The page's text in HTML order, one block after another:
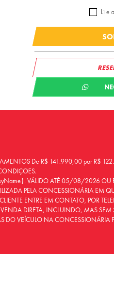
Li e
De R$ 141.990,00 por R$
VÁLIDO ATÉ 05/08/2026 OU
PELA CONCESSIONÁRIA EM
ENTRE EM CONTATO, POR
DIRETA, INCLUINDO, MAS SEM
DO VEÍCULO NA CONCESSIONÁRIA